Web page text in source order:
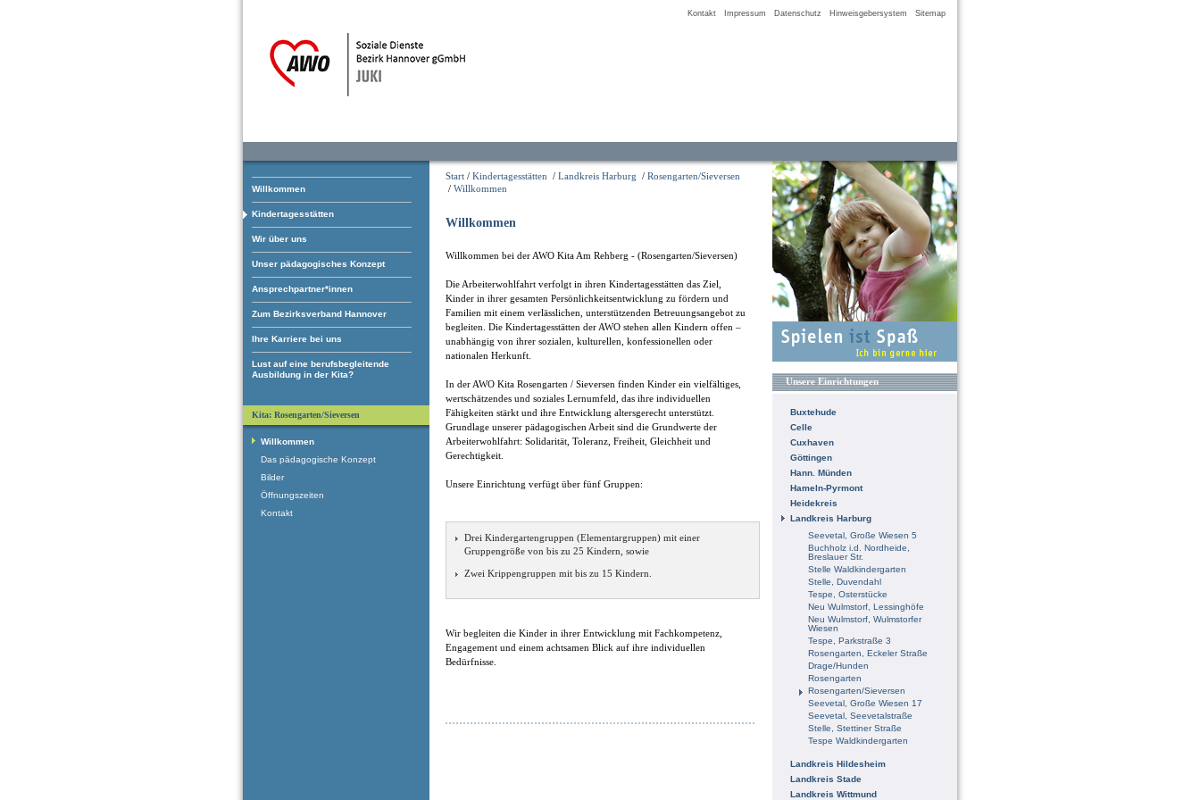
Kontakt Impressum Datenschutz Hinweisgebersystem Sitemap
Willkommen
Kindertagesstätten
Wir über uns
Unser pädagogisches Konzept
Ansprechpartner*innen
Zum Bezirksverband Hannover
Ihre Karriere bei uns
Lust auf eine berufsbegleitende
Ausbildung in der Kita?
Start / Kindertagesstätten / Landkreis Harburg / Rosengarten/Sieversen
/ Willkommen
Willkommen
Willkommen bei der AWO Kita Am Rehberg - (Rosengarten/Sieversen)
Die Arbeiterwohlfahrt verfolgt in ihren Kindertagesstätten das Ziel,
Kinder in ihrer gesamten Persönlichkeitsentwicklung zu fördern und
Familien mit einem verlässlichen, unterstützenden Betreuungsangebot zu
begleiten. Die Kindertagesstätten der AWO stehen allen Kindern offen –
unabhängig von ihrer sozialen, kulturellen, konfessionellen oder
nationalen Herkunft.
In der AWO Kita Rosengarten / Sieversen finden Kinder ein vielfältiges,
wertschätzendes und soziales Lernumfeld, das ihre individuellen
Fähigkeiten stärkt und ihre Entwicklung altersgerecht unterstützt.
Grundlage unserer pädagogischen Arbeit sind die Grundwerte der
Arbeiterwohlfahrt: Solidarität, Toleranz, Freiheit, Gleichheit und
Gerechtigkeit.
Unsere Einrichtung verfügt über fünf Gruppen:
Drei Kindergartengruppen (Elementargruppen) mit einer
Gruppengröße von bis zu 25 Kindern, sowie
Zwei Krippengruppen mit bis zu 15 Kindern.
Wir begleiten die Kinder in ihrer Entwicklung mit Fachkompetenz,
Engagement und einem achtsamen Blick auf ihre individuellen
Bedürfnisse.
Unsere Einrichtungen
Buxtehude
Celle
Cuxhaven
Göttingen
Hann. Münden
Hameln-Pyrmont
Heidekreis
Landkreis Harburg
Seevetal, Große Wiesen 5
Buchholz i.d. Nordheide,
Breslauer Str.
Stelle Waldkindergarten
Stelle, Duvendahl
Tespe, Osterstücke
Neu Wulmstorf, Lessinghöfe
Neu Wulmstorf, Wulmstorfer
Wiesen
Tespe, Parkstraße 3
Rosengarten, Eckeler Straße
Drage/Hunden
Rosengarten
Rosengarten/Sieversen
Seevetal, Große Wiesen 17
Seevetal, Seevetalstraße
Stelle, Stettiner Straße
Tespe Waldkindergarten
Landkreis Hildesheim
Landkreis Stade
Landkreis Wittmund
Kita: Rosengarten/Sieversen
Willkommen
Das pädagogische Konzept
Bilder
Öffnungszeiten
Kontakt